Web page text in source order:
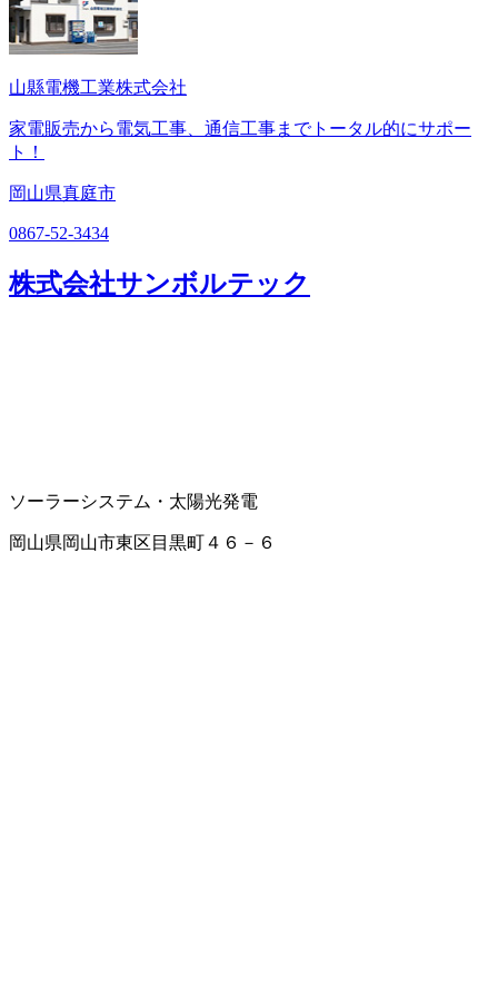
山縣電機工業株式会社
家電販売から電気工事、通信工事までトータル的にサポー
ト！
岡山県真庭市
0867-52-3434
株式会社サンボルテック
ソーラーシステム・太陽光発電
岡山県岡山市東区目黒町４６－６